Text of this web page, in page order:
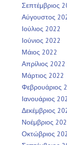
Σεπτέμβριος
Αύγουστος
Ιούλιος 2022
Ιούνιος 2022
Μάιος 2022
Απρίλιος 2022
Μάρτιος 2022
Φεβρουάριος
Ιανουάριος
Δεκέμβριος
Νοέμβριος
Οκτώβριος